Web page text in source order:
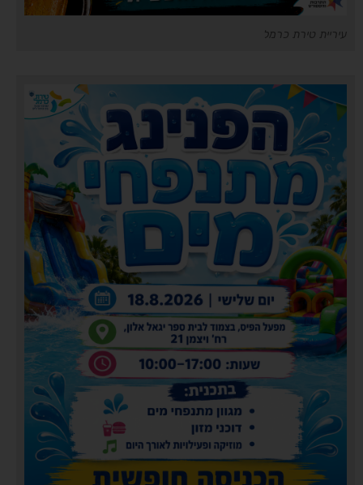
עיריית טירת כרמל